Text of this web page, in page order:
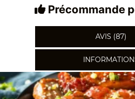
Précommande
AVIS (87)